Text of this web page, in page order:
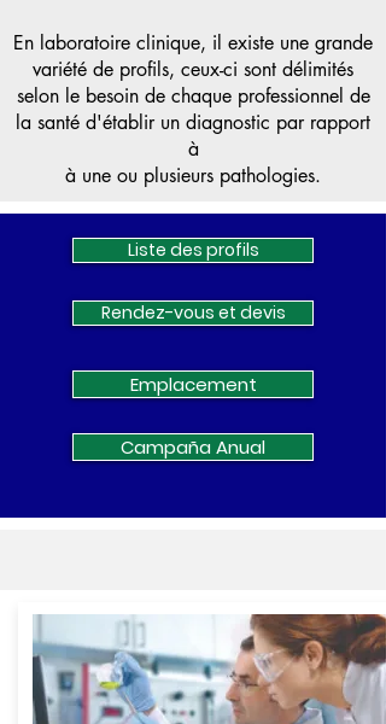
En laboratoire clinique, il existe une grande
variété de profils, ceux-ci sont délimités
selon le besoin de chaque professionnel de
la santé d'établir un diagnostic par rapport
à
à une ou plusieurs pathologies.
Liste des profils
Rendez-vous et devis
Emplacement
Campaña Anual